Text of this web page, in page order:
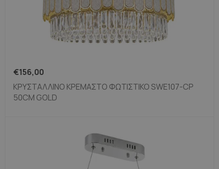
€156,00
ΚΡΥΣΤΆΛΛΙΝΟ ΚΡΕΜΑΣΤΌ ΦΩΤΙΣΤΙΚΌ SWE107-CP
50CM GOLD